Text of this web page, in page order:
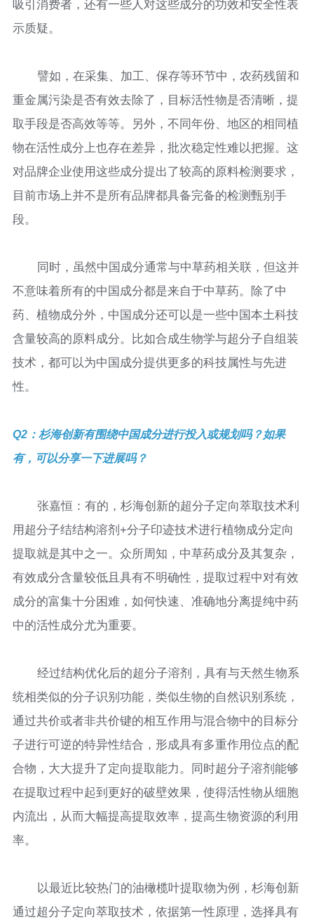
吸引消费者，还有一些人对这些成分的功效和安全性表
示质疑。
譬如，在采集、加工、保存等环节中，农药残留和
重金属污染是否有效去除了，目标活性物是否清晰，提
取手段是否高效等等。另外，不同年份、地区的相同植
物在活性成分上也存在差异，批次稳定性难以把握。这
对品牌企业使用这些成分提出了较高的原料检测要求，
目前市场上并不是所有品牌都具备完备的检测甄别手
段。
同时，虽然中国成分通常与中草药相关联，但这并
不意味着所有的中国成分都是来自于中草药。除了中
药、植物成分外，中国成分还可以是一些中国本土科技
含量较高的原料成分。比如合成生物学与超分子自组装
技术，都可以为中国成分提供更多的科技属性与先进
性。
Q2：杉海创新有围绕中国成分进行投入或规划吗？如果
有，可以分享一下进展吗？
张嘉恒：有的，杉海创新的超分子定向萃取技术利
用超分子结结构溶剂+分子印迹技术进行植物成分定向
提取就是其中之一。众所周知，中草药成分及其复杂，
有效成分含量较低且具有不明确性，提取过程中对有效
成分的富集十分困难，如何快速、准确地分离提纯中药
中的活性成分尤为重要。
经过结构优化后的超分子溶剂，具有与天然生物系
统相类似的分子识别功能，类似生物的自然识别系统，
通过共价或者非共价键的相互作用与混合物中的目标分
子进行可逆的特异性结合，形成具有多重作用位点的配
合物，大大提升了定向提取能力。同时超分子溶剂能够
在提取过程中起到更好的破壁效果，使得活性物从细胞
内流出，从而大幅提高提取效率，提高生物资源的利用
率。
以最近比较热门的油橄榄叶提取物为例，杉海创新
通过超分子定向萃取技术，依据第一性原理，选择具有